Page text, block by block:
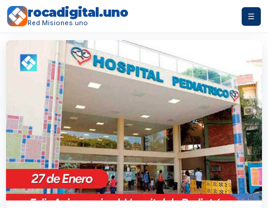
rocadigital.uno
Red Misiones.uno
☰